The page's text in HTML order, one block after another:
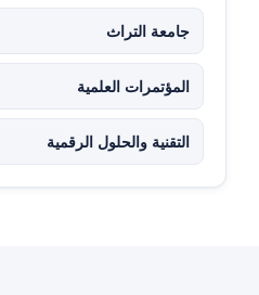
جامعة التراث
المؤتمرات العلمية
التقنية والحلول الرقمية